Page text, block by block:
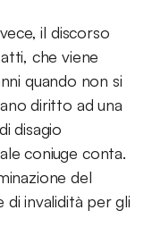
il discorso
che viene
quando non si
diritto ad una
disagio
coniuge conta.
del
di invalidità per gli